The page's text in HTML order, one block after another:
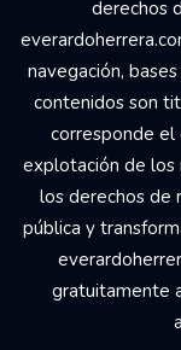
derechos
navegación,
contenidos son
corresponde el
explotación de los
los derechos de
pública y
gratuitamente